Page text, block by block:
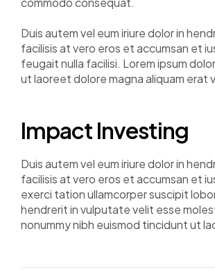
Duis autem vel eum iriure dolor in
facilisis at vero eros et accumsan et
feugait nulla facilisi. Lorem ipsum
ut laoreet dolore magna aliquam erat
Impact Investing
Duis autem vel eum iriure dolor in
facilisis at vero eros et accumsan et
exerci tation ullamcorper suscipit
hendrerit in vulputate velit esse
nonummy nibh euismod tincidunt ut